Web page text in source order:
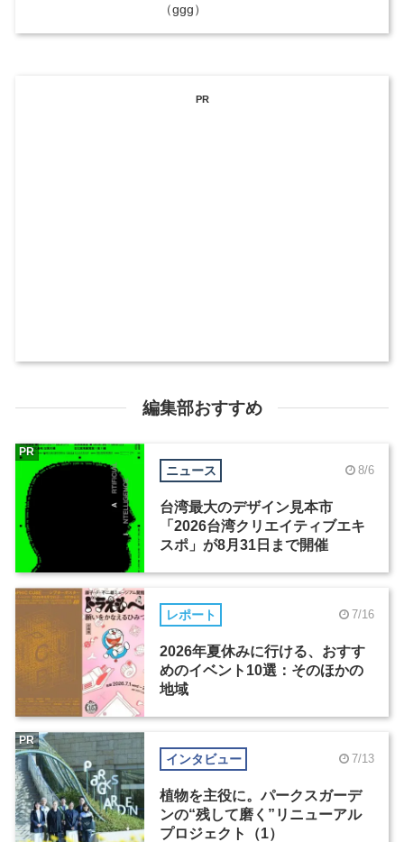
（ggg）
PR
編集部おすすめ
ニュース 8/6
台湾最大のデザイン見本市
「2026台湾クリエイティブエキ
スポ」が8月31日まで開催
PR
レポート 7/16
2026年夏休みに行ける、おすす
めのイベント10選：そのほかの
地域
インタビュー 7/13
植物を主役に。パークスガーデ
ンの“残して磨く”リニューアル
プロジェクト（1）
PR